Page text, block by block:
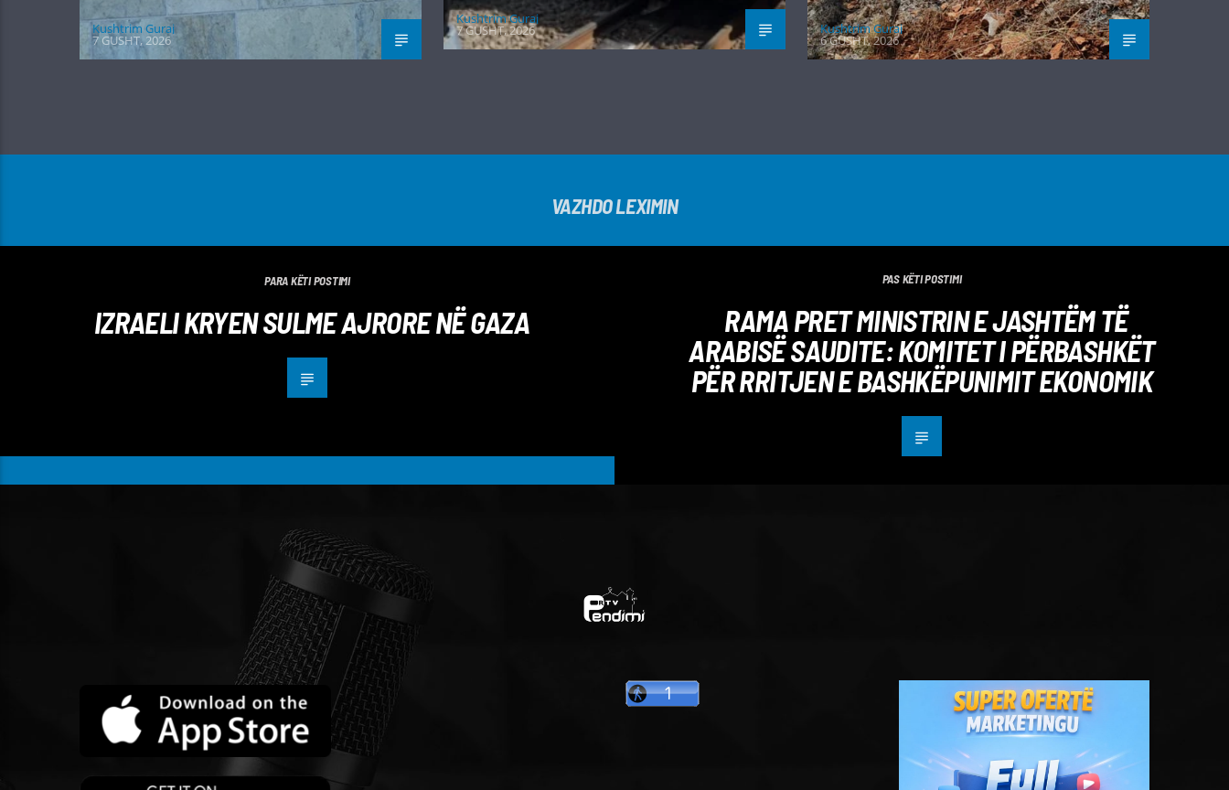
Kushtrim Guraj
7 GUSHT, 2026
Kushtrim Guraj
7 GUSHT, 2026 Kushtrim Guraj
6 GUSHT, 2026
VAZHDO LEXIMIN
PARA KËTI POSTIMI
IZRAELI KRYEN SULME AJRORE NË GAZA
PAS KËTI POSTIMI
RAMA PRET MINISTRIN E JASHTËM TË
ARABISË SAUDITE: KOMITET I PËRBASHKËT
PËR RRITJEN E BASHKËPUNIMIT EKONOMIK